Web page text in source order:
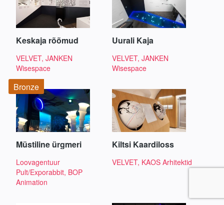
Keskaja rõõmud
VELVET, JANKEN
Wisespace
Uurali Kaja
VELVET, JANKEN
Wisespace
Müstiline ürgmeri
Loovagentuur
Pult/Exporabbit, BOP
Animation
Bronze
Kiltsi Kaardiloss
VELVET, KAOS Arhitektid